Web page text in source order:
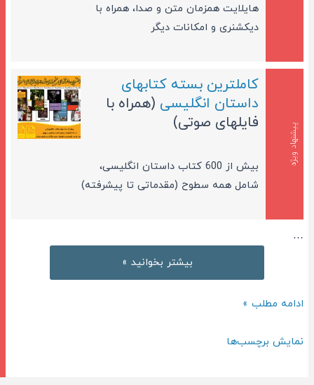
هایلایت همزمان متن و صدا، همراه با
دیکشنری و امکانات دیگر
پیشنهاد ویژه
کاملترین بسته کتابهای
داستان انگلیسی (همراه با
فایلهای صوتی)
بیش از 600 کتاب داستان انگلیسی،
شامل همه سطوح (مقدماتی تا پیشرفته)
…
داستان
کوتاه
بیشتر بخوانید »
داستان
انگلیسی
ادامه مطلب »
نمایش برچسب‌ها